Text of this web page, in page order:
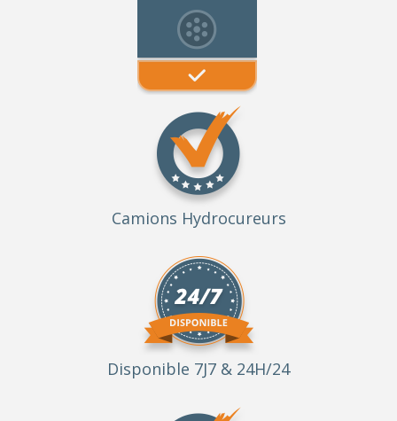
Camions Hydrocureurs
Disponible 7J7 & 24H/24